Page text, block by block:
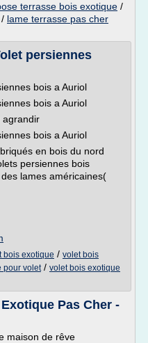
terrasse bois exotique /
/ lame terrasse pas cher
persiennes
bois a Auriol
bois a Auriol
agrandir
bois a Auriol
en bois du nord
persiennes bois
lames américaines(
bois exotique / volet bois
pour volet/ volet bois exotique
Pas Cher -
maison de rêve